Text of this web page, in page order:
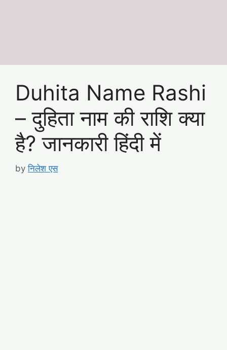
Duhita Name Rashi
– दुहिता नाम की राशि क्या
है? जानकारी हिंदी में
byनिलेश एस